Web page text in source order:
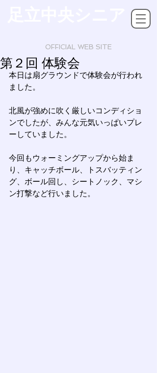
OFFICIAL WEB SITE
第２回 体験会
本日は扇グラウンドで体験会が行われ
ました。
北風が強めに吹く厳しいコンディショ
ンでしたが、みんな元気いっぱいプレ
ーしていました。
今回もウォーミングアップから始ま
り、キャッチボール、トスバッティン
グ、ボール回し、シートノック、マシ
ン打撃など行いました。